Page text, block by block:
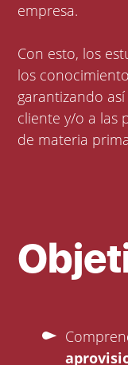
empresa.
Con esto, los
los
garantizando
cliente y/o a las
de materia